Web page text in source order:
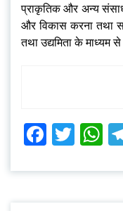
प्राकृतिक और अन्य
और विकास करना तथा
तथा उद्यमिता के माध्यम